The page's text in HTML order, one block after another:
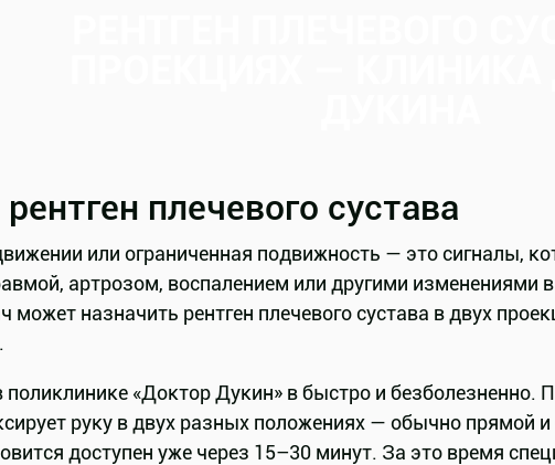
плечевого сустава
или ограниченная подвижность — это сигналы,
артрозом, воспалением или другими изменениями
может назначить рентген плечевого сустава в двух
«Доктор Дукин» в быстро и безболезненно.
руку в двух разных положениях — обычно прямой
доступен уже через 15–30 минут. За это время